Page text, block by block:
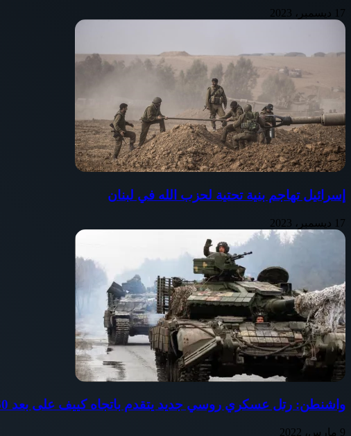
17 ديسمبر، 2023
إسرائيل تهاجم بنية تحتية لحزب الله في لبنان
17 ديسمبر، 2023
واشنطن: رتل عسكري روسي جديد يتقدم باتجاه كييف على بعد 60 كيلومترًا
9 مارس، 2022